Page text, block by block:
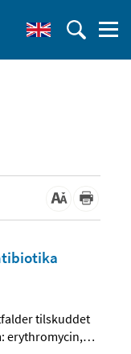
tilskuddet
erythromycin,…